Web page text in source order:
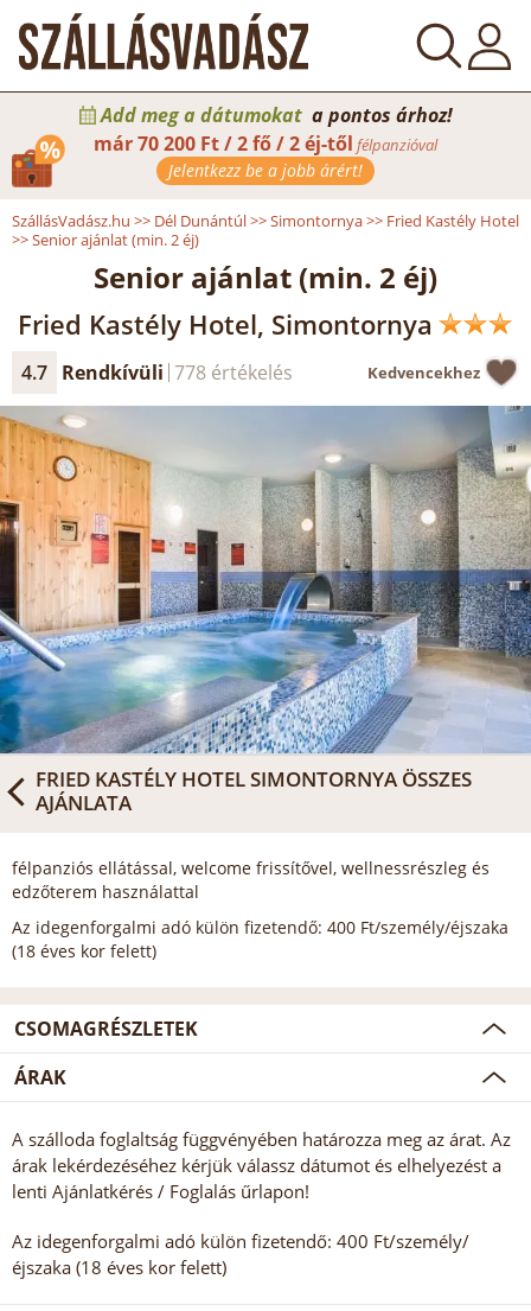
Add meg a dátumokat a pontos árhoz!
már70 200 Ft / 2 fő / 2 éj-től félpanzióval
Jelentkezz be a jobb árért!
SzállásVadász.hu >> Dél Dunántúl>>Simontornya>> Fried Kastély Hotel
>>Senior ajánlat (min. 2 éj)
Senior ajánlat (min. 2 éj)
Fried Kastély Hotel, Simontornya
4.7 Rendkívüli 778 értékelés Kedvencekhez
FRIED KASTÉLY HOTEL SIMONTORNYA ÖSSZES
AJÁNLATA
félpanziós ellátással, welcome frissítővel, wellnessrészleg és
edzőterem használattal
Az idegenforgalmi adó külön fizetendő: 400 Ft/személy/éjszaka
(18 éves kor felett)
CSOMAGRÉSZLETEK
ÁRAK
A szálloda foglaltság függvényében határozza meg az árat. Az
árak lekérdezéséhez kérjük válassz dátumot és elhelyezést a
lenti Ajánlatkérés / Foglalás űrlapon!
Az idegenforgalmi adó külön fizetendő: 400 Ft/személy/
éjszaka (18 éves kor felett)